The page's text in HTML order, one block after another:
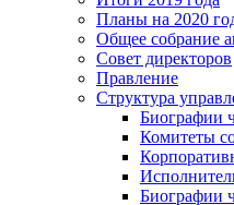
Планы на 2020
Общее собрание
Совет директоров
Правление
Структура
Биографии
Комитеты
Биографии